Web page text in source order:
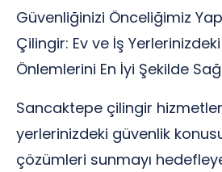
Güvenliğinizi Önceliğimiz
Çilingir: Ev ve İş
Önlemlerini En İyi Şekilde
Sancaktepe çilingir
yerlerinizdeki güvenlik
çözümleri sunmayı